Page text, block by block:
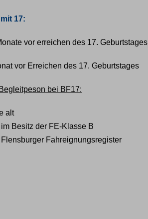
17:
vor erreichen des 17. Geburtstages
vor Erreichen des 17. Geburtstages
bei BF17:
alt
Besitz der FE-Klasse B
Fahreignungsregister